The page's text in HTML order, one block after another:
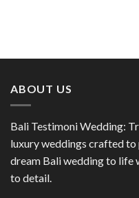
ABOUT US
Bali Testimoni Wedding:
luxury weddings crafted
dream Bali wedding to life
to detail.